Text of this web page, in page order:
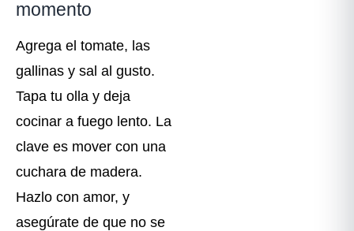
momento
Agrega el tomate, las
gallinas y sal al gusto.
Tapa tu olla y deja
cocinar a fuego lento. La
clave es mover con una
cuchara de madera.
Hazlo con amor, y
asegúrate de que no se